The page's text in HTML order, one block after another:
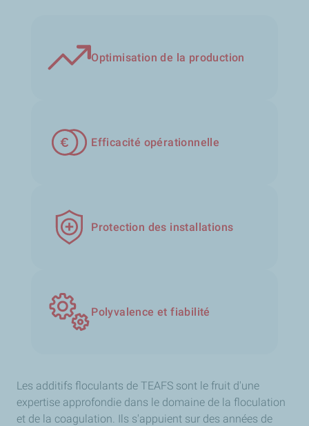
Optimisation de la production
Efficacité opérationnelle
Protection des installations
Polyvalence et fiabilité
Les additifs floculants de TEAFS sont le fruit d'une
expertise approfondie dans le domaine de la floculation
et de la coagulation. Ils s'appuient sur des années de